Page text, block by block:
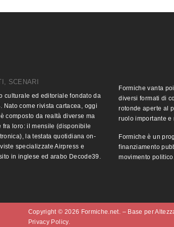
SCENARI
culturale ed editoriale fondato da
Nato come rivista cartacea, oggi
composto da realtà diverse ma
fra loro: il mensile (disponibile
la testata quotidiana on-
specializzate Airpress e
in inglese ed arabo Decode39.
Formiche vanta
diversi formati di
rotonde aperte al
ruolo importante e
Formiche è un
finanziamento
movimento politico.
Copyright © 2026 Formiche.net. – Base per
Privacy Policy.